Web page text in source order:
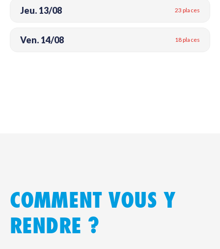
Jeu. 13/08 23 places
Ven. 14/08 18 places
COMMENT VOUS Y
RENDRE ?